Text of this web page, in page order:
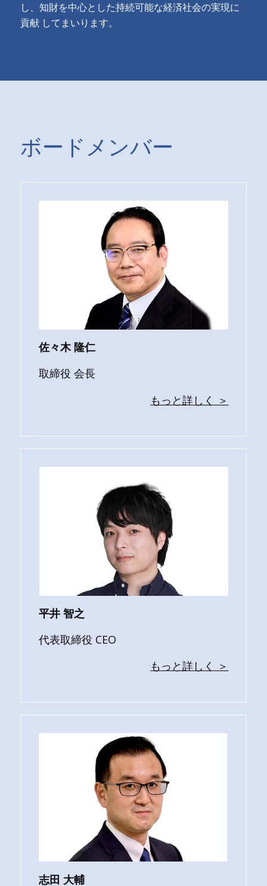
し、知財を中心とした持続可能な経済社会の実現に
貢献 してまいります。
ボードメンバー
佐々木 隆仁
取締役 会長
もっと詳しく ＞
平井 智之
代表取締役 CEO
もっと詳しく ＞
志田 大輔